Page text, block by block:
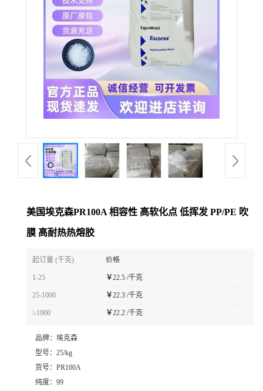
美国埃克森PR100A 相容性 高软化点 低挥发 PP/PE 吹
膜 高耐热热熔胶
起订量 (千克) 价格
1-25 ￥22.5 /千克
25-1000 ￥22.3 /千克
≥1000 ￥22.2 /千克
品牌： 埃克森
型号： 25/kg
货号： PR100A
纯度： 99